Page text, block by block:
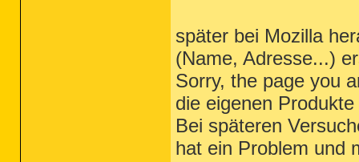
später bei Mozilla
(Name, Adresse...)
Sorry, the page you
die eigenen
Bei späteren
hat ein Problem und